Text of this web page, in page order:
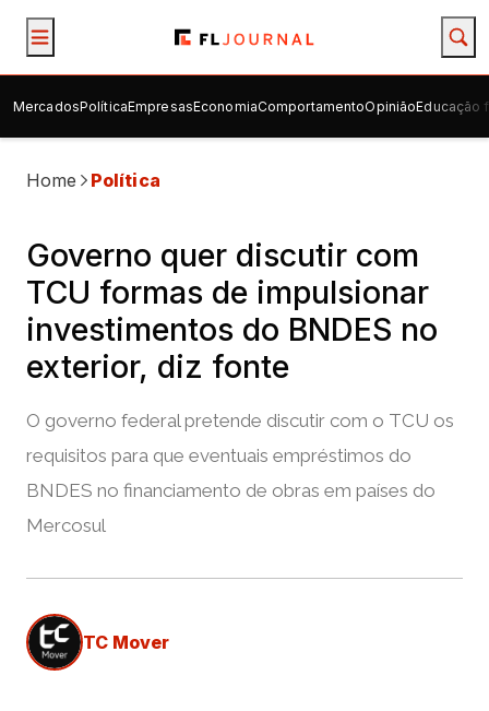
MercadosPolíticaEmpresasEconomiaComportamentoOpiniãoEducação
Home Política
Governo quer discutir com
TCU formas de impulsionar
investimentos do BNDES no
exterior, diz fonte
O governo federal pretende discutir com o TCU os
requisitos para que eventuais empréstimos do
BNDES no financiamento de obras em países do
Mercosul
TC Mover